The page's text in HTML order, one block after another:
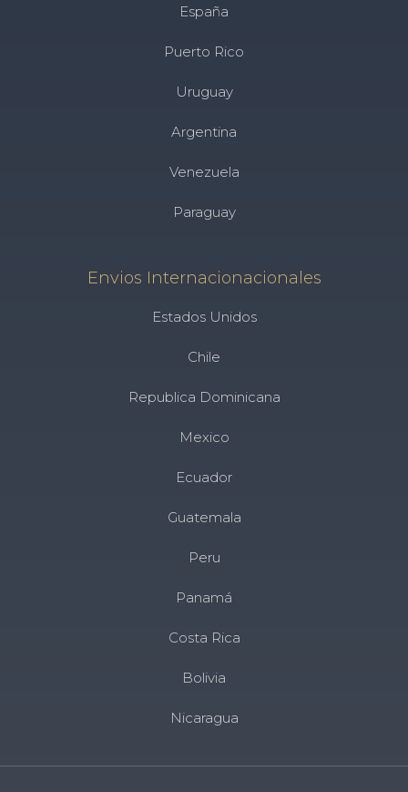
España
Puerto Rico
Uruguay
Argentina
Venezuela
Paraguay
Envios Internacionacionales
Estados Unidos
Chile
Republica Dominicana
Mexico
Ecuador
Guatemala
Peru
Panamá
Costa Rica
Bolivia
Nicaragua